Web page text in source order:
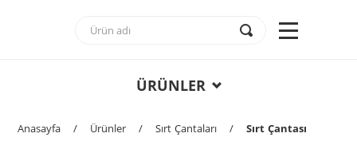
ÜRÜNLER
Anasayfa / Ürünler / Sırt Çantaları / Sırt Çantası